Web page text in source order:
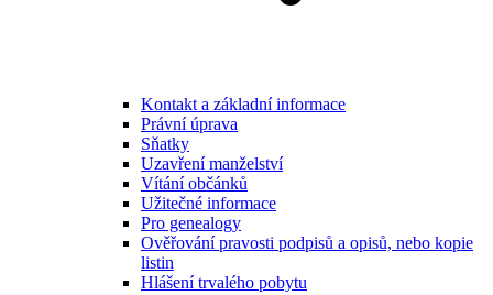
Kontakt a základní informace
Právní úprava
Sňatky
Uzavření manželství
Vítání občánků
Užitečné informace
Pro genealogy
Ověřování pravosti podpisů a opisů, nebo kopie
listin
Hlášení trvalého pobytu